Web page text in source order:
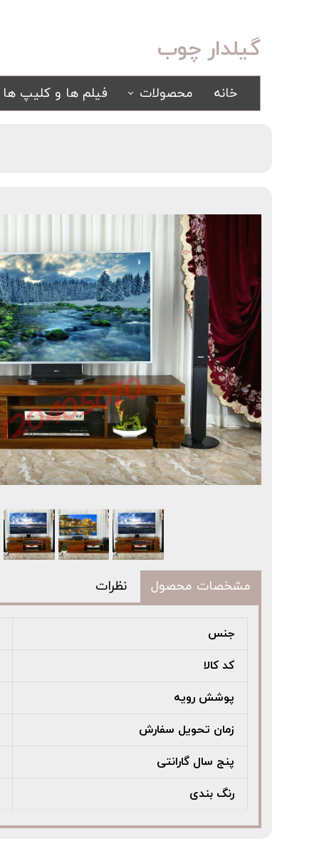
گیلدار چوب
خانه
محصولات
سرویس خواب سفید
یک نفره
سیسمونی کمد و بوفه
فیلم ها و کلیپ ها
مشخصات محصول نظرات
جنس
کد کالا
پوشش رویه
زمان تحویل سفارش
پنج سال گارانتی
رنگ بندی